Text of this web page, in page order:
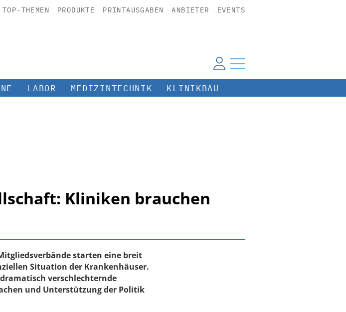
TOP-THEMEN PRODUKTE PRINTAUSGABEN ANBIETER EVENTS
LABOR MEDIZINTECHNIK KLINIKBAU
Kliniken brauchen
starten eine breit
Situation der Krankenhäuser.
verschlechternde
und Unterstützung der Politik